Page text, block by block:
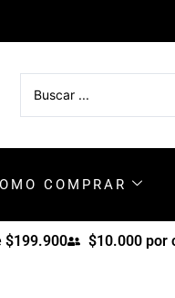
COMPRAR
$199.900 $10.000 por